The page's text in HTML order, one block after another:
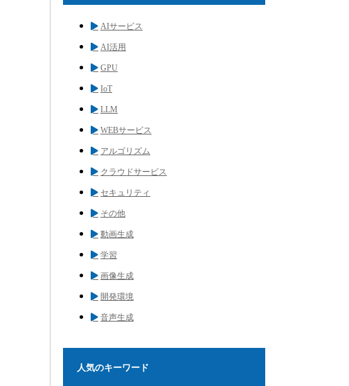
AIサービス
AI活用
GPU
IoT
LLM
WEBサービス
アルゴリズム
クラウドサービス
セキュリティ
その他
動画生成
学習
画像生成
開発環境
音声生成
人気のキーワード